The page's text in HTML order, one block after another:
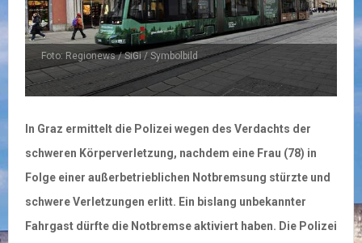
Foto: Regionews / SiGi / Symbolbild
In Graz ermittelt die Polizei wegen des Verdachts der
schweren Körperverletzung, nachdem eine Frau (78) in
Folge einer außerbetrieblichen Notbremsung stürzte und
schwere Verletzungen erlitt. Ein bislang unbekannter
Fahrgast dürfte die Notbremse aktiviert haben. Die Polizei